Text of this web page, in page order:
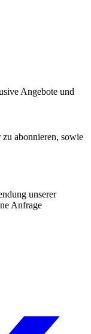
Angebote und
abonnieren, sowie
unserer
Anfrage